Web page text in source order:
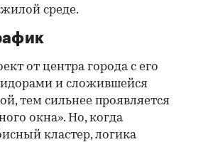
среде.
от центра города с его
и сложившейся
тем сильнее проявляется
окна». Но, когда
кластер, логика